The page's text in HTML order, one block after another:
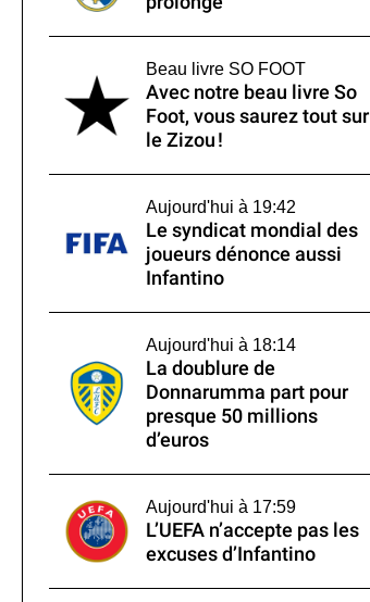
Beau livre SO FOOT
Avec notre beau livre So
Foot, vous saurez tout sur
le Zizou !
Aujourd'hui à 19:42
Le syndicat mondial des
joueurs dénonce aussi
Infantino
Aujourd'hui à 18:14
La doublure de
Donnarumma part pour
presque 50 millions
d’euros
Aujourd'hui à 17:59
L’UEFA n’accepte pas les
excuses d’Infantino